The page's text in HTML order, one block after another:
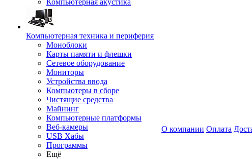
Компьютерная акустика
Компьютерная техника и периферия
Моноблоки
Карты памяти и флешки
Сетевое оборудование
Мониторы
Устройства ввода
Компьютеры в сборе
Чистящие средства
Майнинг
Компьютерные платформы
Веб-камеры
USB Хабы
Программы
Ещё
О компании Оплата